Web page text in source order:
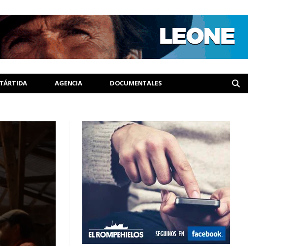
AGENCIA DOCUMENTALES